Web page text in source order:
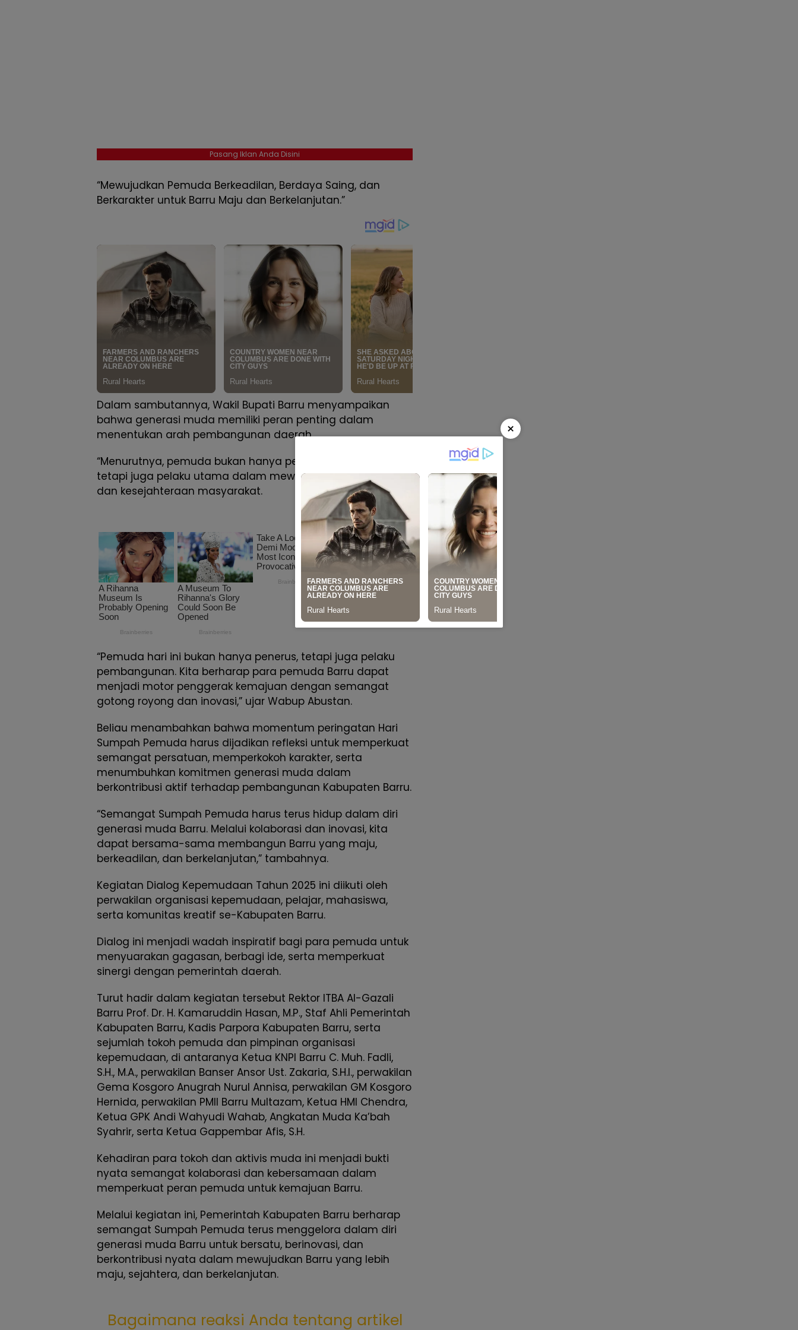
Pasang Iklan Anda Disini
“Mewujudkan Pemuda Berkeadilan, Berdaya Saing, dan
Berkarakter untuk Barru Maju dan Berkelanjutan.”
Dalam sambutannya, Wakil Bupati Barru menyampaikan
bahwa generasi muda memiliki peran penting dalam
menentukan arah pembangunan daerah.
“Menurutnya, pemuda bukan hanya penerus kepemimpinan,
tetapi juga pelaku utama dalam mewujudkan kemajuan
dan kesejahteraan masyarakat.
“Pemuda hari ini bukan hanya penerus, tetapi juga pelaku
pembangunan. Kita berharap para pemuda Barru dapat
menjadi motor penggerak kemajuan dengan semangat
gotong royong dan inovasi,” ujar Wabup Abustan.
Beliau menambahkan bahwa momentum peringatan Hari
Sumpah Pemuda harus dijadikan refleksi untuk memperkuat
semangat persatuan, memperkokoh karakter, serta
menumbuhkan komitmen generasi muda dalam
berkontribusi aktif terhadap pembangunan Kabupaten Barru.
“Semangat Sumpah Pemuda harus terus hidup dalam diri
generasi muda Barru. Melalui kolaborasi dan inovasi, kita
dapat bersama-sama membangun Barru yang maju,
berkeadilan, dan berkelanjutan,” tambahnya.
Kegiatan Dialog Kepemudaan Tahun 2025 ini diikuti oleh
perwakilan organisasi kepemudaan, pelajar, mahasiswa,
serta komunitas kreatif se-Kabupaten Barru.
Dialog ini menjadi wadah inspiratif bagi para pemuda untuk
menyuarakan gagasan, berbagi ide, serta memperkuat
sinergi dengan pemerintah daerah.
Turut hadir dalam kegiatan tersebut Rektor ITBA Al-Gazali
Barru Prof. Dr. H. Kamaruddin Hasan, M.P., Staf Ahli Pemerintah
Kabupaten Barru, Kadis Parpora Kabupaten Barru, serta
sejumlah tokoh pemuda dan pimpinan organisasi
kepemudaan, di antaranya Ketua KNPI Barru C. Muh. Fadli,
S.H., M.A., perwakilan Banser Ansor Ust. Zakaria, S.H.I., perwakilan
Gema Kosgoro Anugrah Nurul Annisa, perwakilan GM Kosgoro
Hernida, perwakilan PMII Barru Multazam, Ketua HMI Chendra,
Ketua GPK Andi Wahyudi Wahab, Angkatan Muda Ka’bah
Syahrir, serta Ketua Gappembar Afis, S.H.
Kehadiran para tokoh dan aktivis muda ini menjadi bukti
nyata semangat kolaborasi dan kebersamaan dalam
memperkuat peran pemuda untuk kemajuan Barru.
Melalui kegiatan ini, Pemerintah Kabupaten Barru berharap
semangat Sumpah Pemuda terus menggelora dalam diri
generasi muda Barru untuk bersatu, berinovasi, dan
berkontribusi nyata dalam mewujudkan Barru yang lebih
maju, sejahtera, dan berkelanjutan.
Bagaimana reaksi Anda tentang artikel
×